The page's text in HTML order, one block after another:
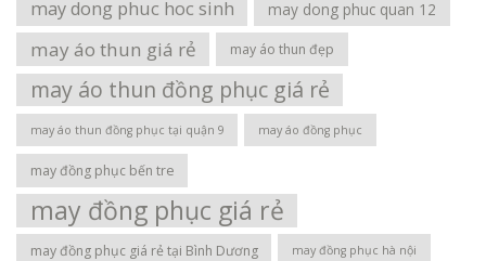
may dong phuc hoc sinh may dong phuc quan 12
may áo thun giá rẻ may áo thun đẹp
may áo thun đồng phục giá rẻ
may áo thun đồng phục tại quận 9 may áo đồng phục
may đồng phục bến tre
may đồng phục giá rẻ
may đồng phục giá rẻ tại Bình Dương may đồng phục hà nội